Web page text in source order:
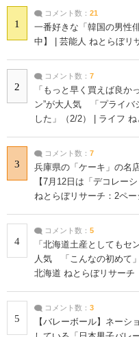
1
コメント数： 21
一番好きな「韓国の男性
中】 | 芸能人 ねとらぼリ
2
コメント数： 7
「もっと早く買えば良
ン”が大人気 「プライバ
した」（2/2） | ライフ
3
コメント数： 7
兵庫県の「ケーキ」の名
【7月12日は「デコレー
ねとらぼリサーチ：2ペー
4
コメント数： 5
「北海道土産としてもセ
人気 「こんなの初めて
北海道 ねとらぼリサーチ
5
コメント数： 3
【バレーボール】ネーシ